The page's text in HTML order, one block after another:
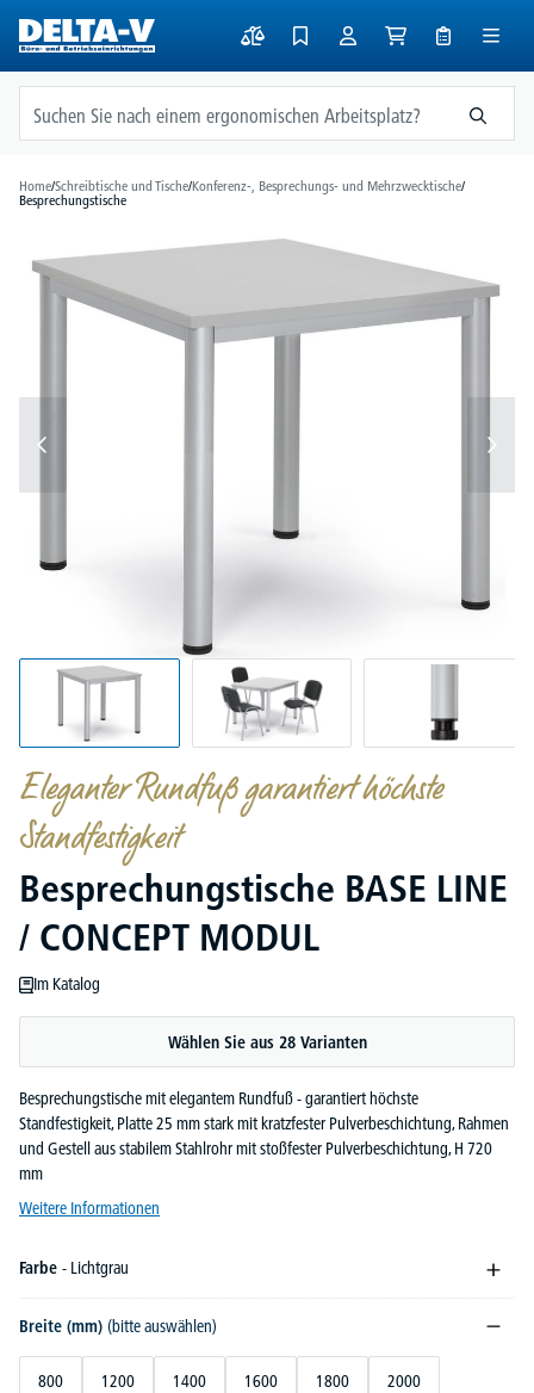
springen
Home/Schreibtische und Tische/Konferenz-, Besprechungs- und Mehrzwecktische/
Besprechungstische
Eleganter Rundfuß garantiert höchste
Standfestigkeit
Besprechungstische BASE LINE
/ CONCEPT MODUL
Im Katalog
Wählen Sie aus 28 Varianten
Besprechungstische mit elegantem Rundfuß - garantiert höchste
Standfestigkeit, Platte 25 mm stark mit kratzfester Pulverbeschichtung, Rahmen
und Gestell aus stabilem Stahlrohr mit stoßfester Pulverbeschichtung, H 720
mm
Weitere Informationen
Farbe - Lichtgrau
Breite (mm) (bitte auswählen)
800 1200 1400 1600 1800 2000